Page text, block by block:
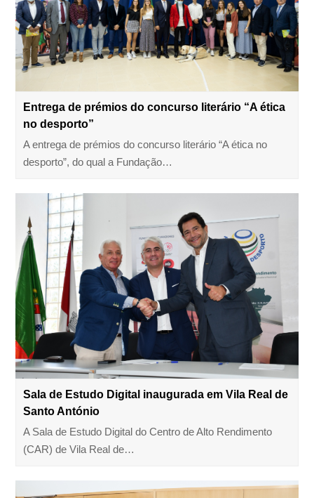
Entrega de prémios do concurso literário “A ética
no desporto”
A entrega de prémios do concurso literário “A ética no
desporto”, do qual a Fundação…
Sala de Estudo Digital inaugurada em Vila Real de
Santo António
A Sala de Estudo Digital do Centro de Alto Rendimento
(CAR) de Vila Real de…